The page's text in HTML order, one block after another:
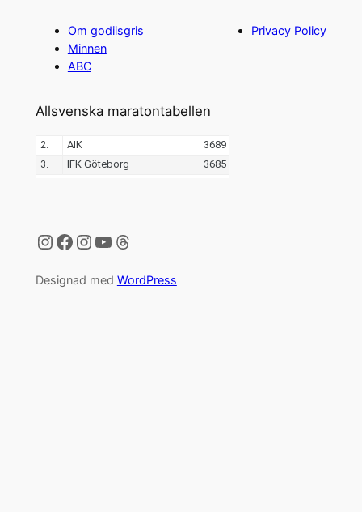
Om godiisgris
Minnen
ABC
Privacy Policy
Allsvenska maratontabellen
Instagram
Facebook
Instagram
YouTube
Threads
Designad med WordPress